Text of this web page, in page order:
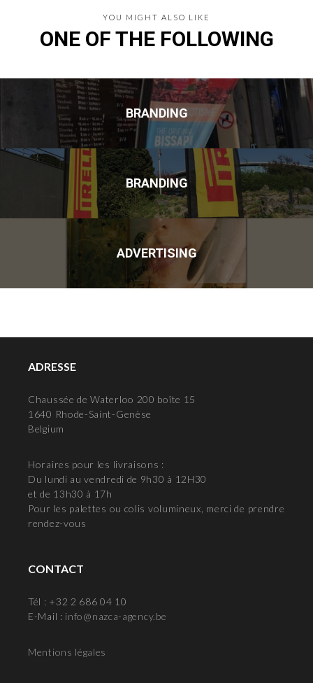
YOU MIGHT ALSO LIKE
ONE OF THE FOLLOWING
BRANDING
BRANDING
ADVERTISING
ADRESSE
Chaussée de Waterloo 200 boîte 15
1640 Rhode-Saint-Genèse
Belgium
Horaires pour les livraisons :
Du lundi au vendredi de 9h30 à 12H30
et de 13h30 à 17h
Pour les palettes ou colis volumineux, merci de prendre
rendez-vous
CONTACT
Tél : +32 2 686 04 10
E-Mail : info@nazca-agency.be
Mentions légales